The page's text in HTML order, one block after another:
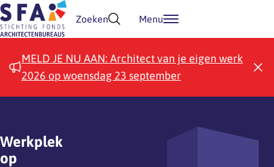
Doorgaan naar inhoud
Zoeken Menu
MELD JE NU AAN: Architect van je eigen werk
2026 op woensdag 23 september
Werkplek
op